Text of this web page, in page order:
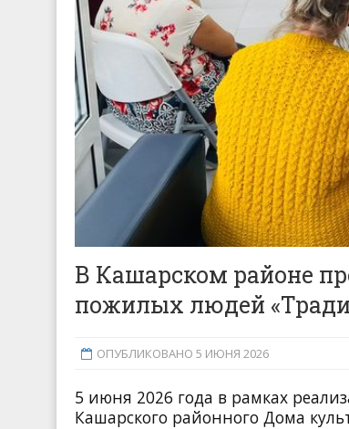
В Кашарском районе
пожилых людей
ОПУБЛИКОВАНО 5 ИЮНЯ 2026
5 июня 2026 года в рамках
Кашарского районного Дома